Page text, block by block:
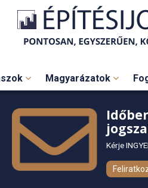
Magyarázatok
Kérje